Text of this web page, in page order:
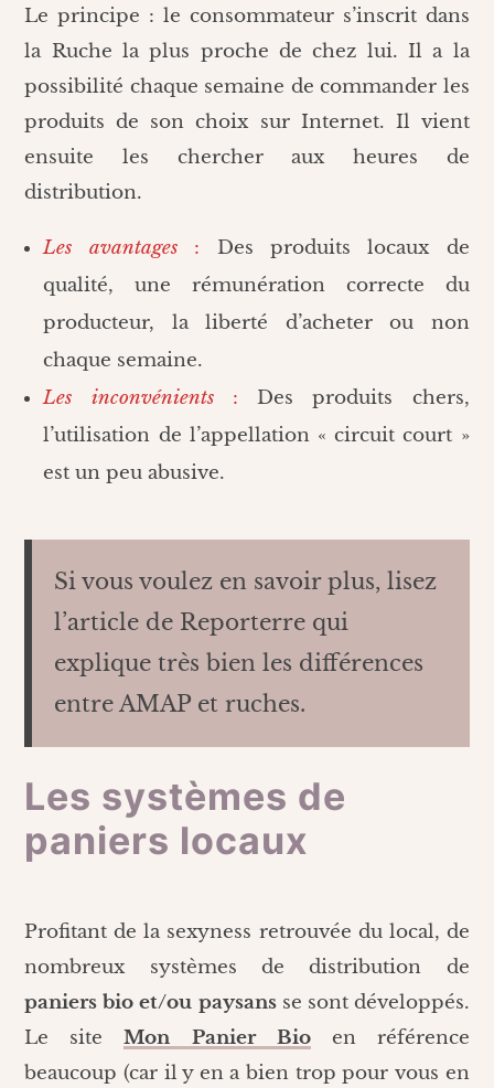
Le principe : le consommateur s’inscrit dans
la Ruche la plus proche de chez lui. Il a la
possibilité chaque semaine de commander les
produits de son choix sur Internet. Il vient
ensuite les chercher aux heures de
distribution.
Les avantages: Des produits locaux de
qualité, une rémunération correcte du
producteur, la liberté d’acheter ou non
chaque semaine.
Les inconvénients:Des produits chers,
l’utilisation de l’appellation « circuit court »
est un peu abusive.
Si vous voulez en savoir plus, lisez
l’article de Reporterre qui
explique très bien les différences
entre AMAP et ruches.
Les systèmes de
paniers locaux
Profitant de la sexyness retrouvée du local, de
nombreux systèmes de distribution de
paniers bio et/ou paysansse sont développés.
Le siteMon Panier Bioen référence
beaucoup (car il y en a bien trop pour vous en